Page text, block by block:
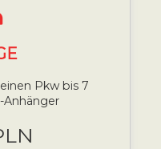
Pkw bis 7
Anhänger